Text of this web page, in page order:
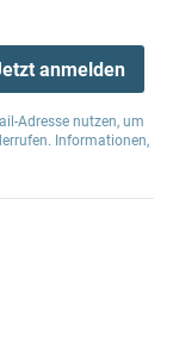
anmelden
Adresse nutzen, um
Informationen,